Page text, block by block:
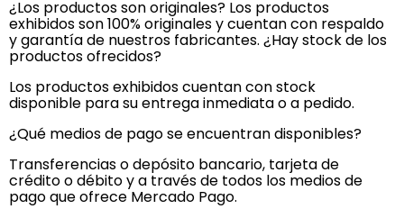
¿Los productos son originales? Los productos
exhibidos son 100% originales y cuentan con respaldo
y garantía de nuestros fabricantes. ¿Hay stock de los
productos ofrecidos?
Los productos exhibidos cuentan con stock
disponible para su entrega inmediata o a pedido.
¿Qué medios de pago se encuentran disponibles?
Transferencias o depósito bancario, tarjeta de
crédito o débito y a través de todos los medios de
pago que ofrece Mercado Pago.